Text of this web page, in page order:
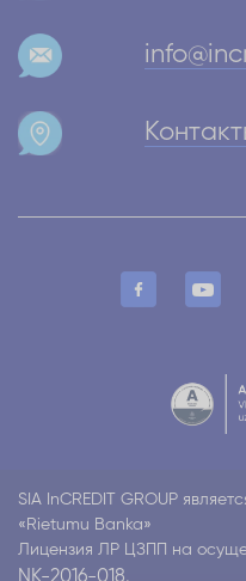
SIA InCREDIT GROUP
«Rietumu Banka»
Лицензия ЛР ЦЗПП на